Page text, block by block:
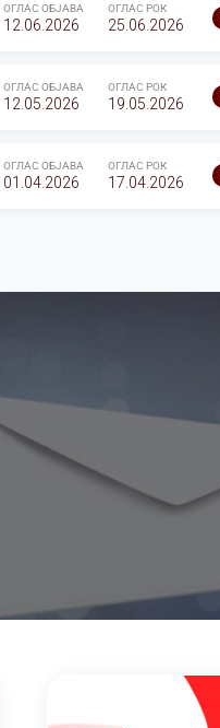
ОГЛАС ОБЈАВА
12.06.2026
ОГЛАС РОК
25.06.2026
ОГЛАС ОБЈАВА
12.05.2026
ОГЛАС РОК
19.05.2026
ОГЛАС ОБЈАВА
01.04.2026
ОГЛАС РОК
17.04.2026